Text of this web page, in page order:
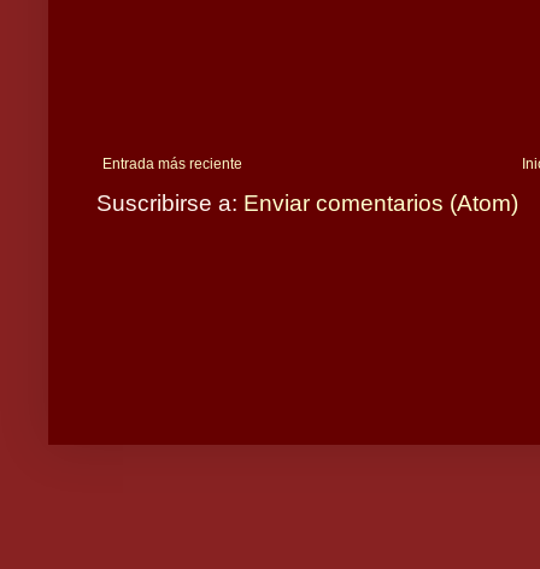
Entrada más reciente
Suscribirse a: Enviar comentarios (Atom)